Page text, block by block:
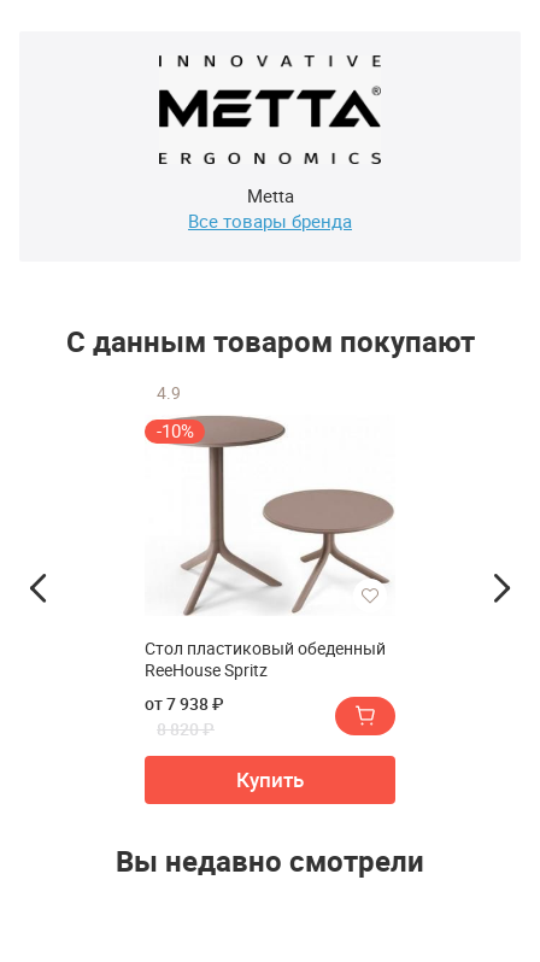
Metta
Все товары бренда
С данным товаром покупают
4.9
-10%
Стол пластиковый обеденный
ReeHouse Spritz
от 7 938 ₽
8 820 ₽
Купить
Вы недавно смотрели